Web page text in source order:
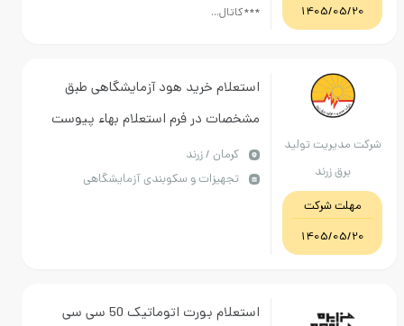
1405/05/20
***کاتال...
شرکت مدیریت تولید
برق زرند
مهلت شرکت
1405/05/20
استعلام خرید هود آزمایشگاهی طبق
مشخصات در فرم استعلام بهاء پیوست
(کد انتخابی، کد مشابه می باشد)
كرمان / زرند
تجهیزات و سکوبندی آزمایشگاهی
استعلام بورت اتوماتیک 50 سی سی